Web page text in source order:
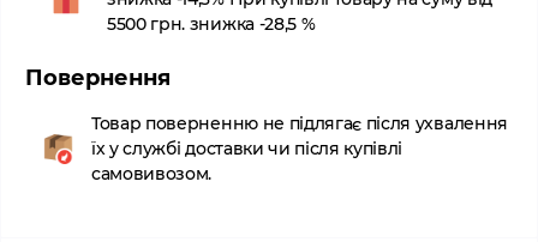
5500 грн. знижка -28,5 %
Повернення
Товар поверненню не підлягає після ухвалення
їх у службі доставки чи після купівлі
самовивозом.